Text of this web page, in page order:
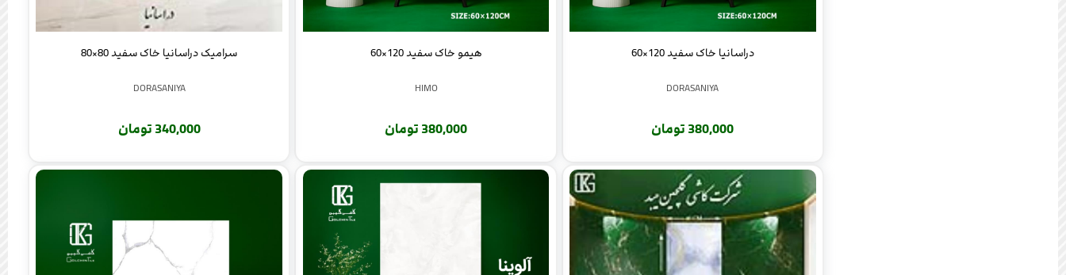
دراسانیا خاک سفید 120×60
DORASANIYA
380,000 تومان
هیمو خاک سفید 120×60
HIMO
380,000 تومان
سرامیک دراسانیا خاک سفید 80×80
DORASANIYA
340,000 تومان